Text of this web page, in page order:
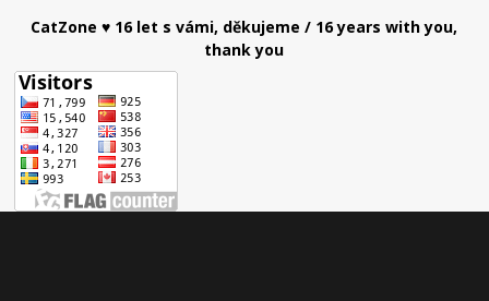
CatZone ♥ 16 let s vámi, děkujeme / 16 years with you,
thank you